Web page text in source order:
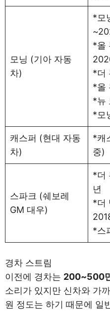
모닝 (기아 자동
차)
*모
*올
*더
*올
*뉴
*모
캐스퍼 (현대 자동
차)
*캐
중)
스파크 (쉐보레
GM 대우)
*더
년
*더
*스
경차 스트림
이전에 경차는 200~500
소리가 있지만 신차와 가
원 정도는 하기 때문에 일